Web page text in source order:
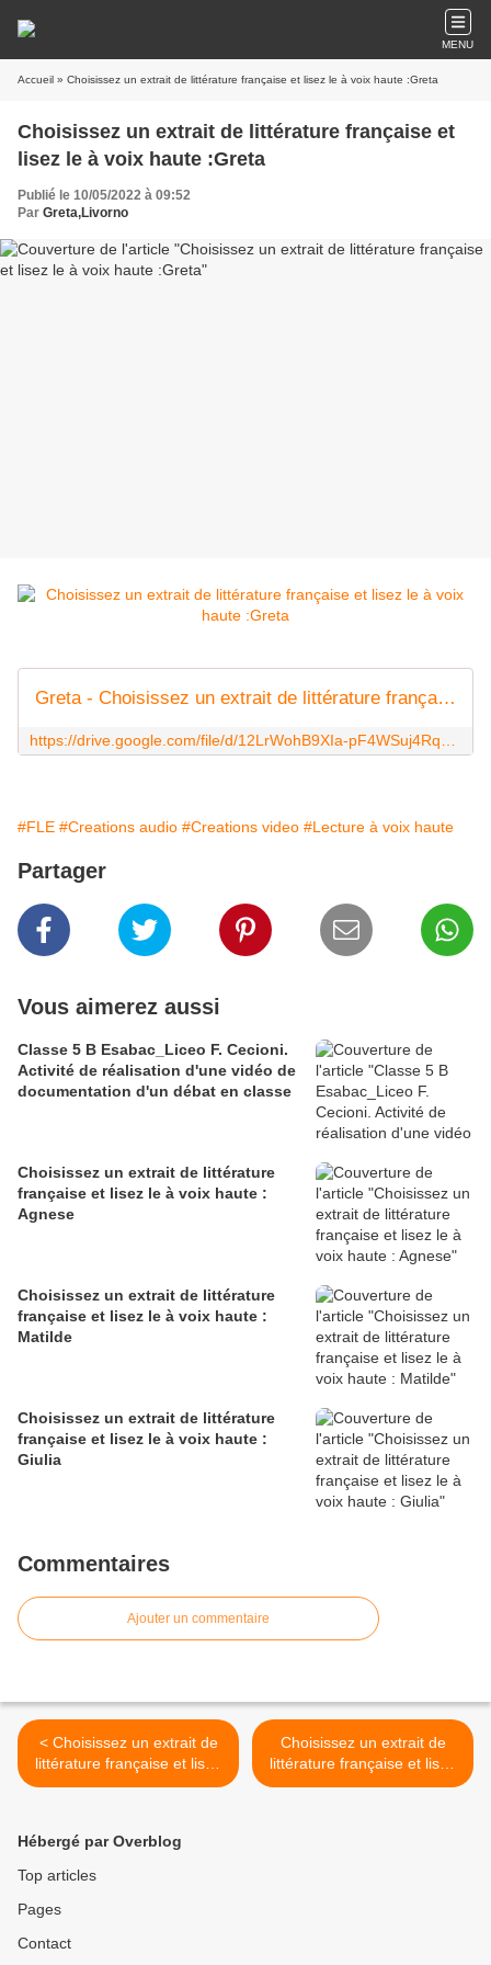
MENU
Accueil » Choisissez un extrait de littérature française et lisez le à voix haute :Greta
Choisissez un extrait de littérature française et
lisez le à voix haute :Greta
Publié le 10/05/2022 à 09:52
Par Greta,Livorno
Greta - Choisissez un extrait de littérature française et lisez le à voix haute :1 minute.Postez ici votre podcast (6 Mar 2022 at 23:14).MOV
#FLE #Creations audio #Creations video #Lecture à voix haute
Partager
Vous aimerez aussi
Classe 5 B Esabac_Liceo F. Cecioni.
Activité de réalisation d'une vidéo de
documentation d'un débat en classe
Choisissez un extrait de littérature
française et lisez le à voix haute :
Agnese
Choisissez un extrait de littérature
française et lisez le à voix haute :
Matilde
Choisissez un extrait de littérature
française et lisez le à voix haute :
Giulia
Commentaires
Ajouter un commentaire
< Choisissez un extrait de
littérature française et lisez
le à voix haute :Daniel
Choisissez un extrait de
littérature française et lisez
le à voix haute :Alessia >
Hébergé par Overblog
Top articles
Pages
Contact